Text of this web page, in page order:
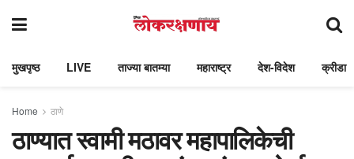
मुखपृष्ठ LIVE ताज्या बातम्या महाराष्ट्र देश-विदेश क्रीडा
Home ठाणे
ठाण्यात स्वामी मठावर महापालिकेची